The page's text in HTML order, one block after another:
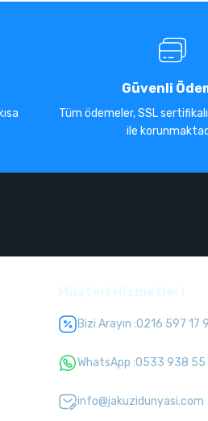
Güvenli
Tüm ödemeler, SSL
ile
Bizi Arayın :0216 597 17
WhatsApp :0533 938 55
info@jakuzidunyasi.com